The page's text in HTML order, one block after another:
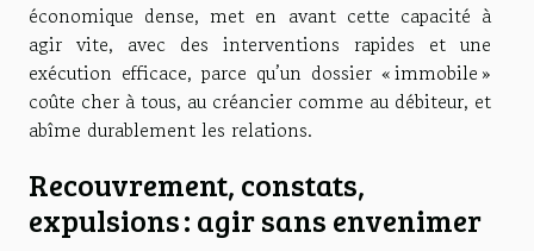
économique dense, met en avant cette capacité à
agir vite, avec des interventions rapides et une
exécution efficace, parce qu’un dossier « immobile »
coûte cher à tous, au créancier comme au débiteur, et
abîme durablement les relations.
Recouvrement, constats,
expulsions : agir sans envenimer